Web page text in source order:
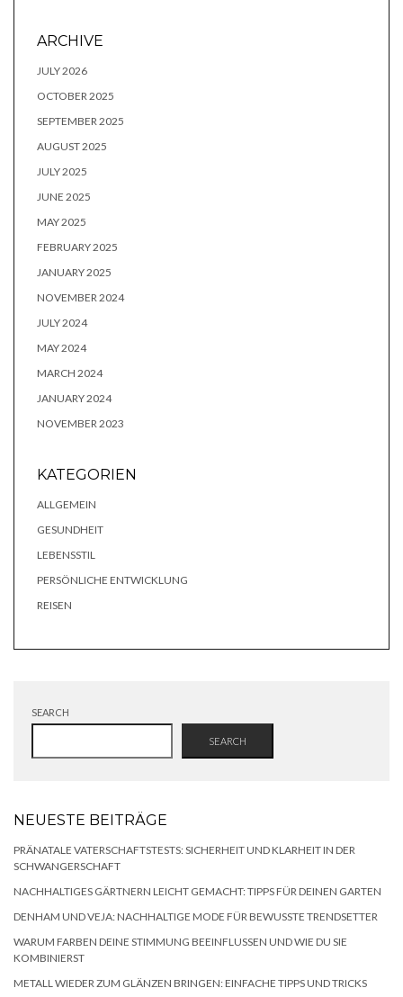
ARCHIVE
JULY 2026
OCTOBER 2025
SEPTEMBER 2025
AUGUST 2025
JULY 2025
JUNE 2025
MAY 2025
FEBRUARY 2025
JANUARY 2025
NOVEMBER 2024
JULY 2024
MAY 2024
MARCH 2024
JANUARY 2024
NOVEMBER 2023
KATEGORIEN
ALLGEMEIN
GESUNDHEIT
LEBENSSTIL
PERSÖNLICHE ENTWICKLUNG
REISEN
SEARCH
SEARCH
NEUESTE BEITRÄGE
PRÄNATALE VATERSCHAFTSTESTS: SICHERHEIT UND KLARHEIT IN DER
SCHWANGERSCHAFT
NACHHALTIGES GÄRTNERN LEICHT GEMACHT: TIPPS FÜR DEINEN GARTEN
DENHAM UND VEJA: NACHHALTIGE MODE FÜR BEWUSSTE TRENDSETTER
WARUM FARBEN DEINE STIMMUNG BEEINFLUSSEN UND WIE DU SIE
KOMBINIERST
METALL WIEDER ZUM GLÄNZEN BRINGEN: EINFACHE TIPPS UND TRICKS